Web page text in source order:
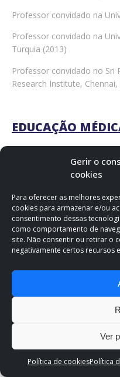
Gerir o
cookies
Para oferecer as melhores
cookies para armazenar e/ou
consentimento dessas
como comportamento de
site. Não consentir ou retirar o
negativamente certos recursos
Ver
Política de cookiesPolítica
Professor convidado na
Professor convidado na
Turquia (2013)
Professor convidado no Sri
Research Institute,
EDUCAÇÃO
Curso “Ferramentas e
Distância”, Unidade de
(90 min)
Curso “Identificação de
caso, e função do docente/
Education from School of
29/04/2020 (90´)
Curso “Princípios
Curso “Autoscopia:
de desenvolvimento
School of Medicine,